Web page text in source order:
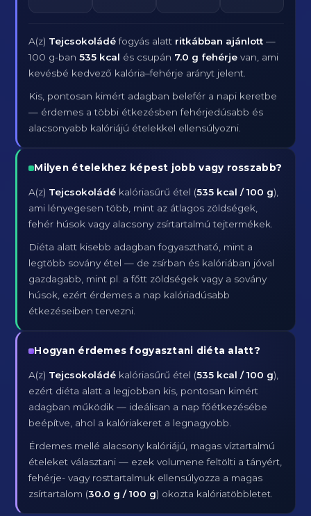
A(z) Tejcsokoládéfogyás alatt ritkábban ajánlott —
100 g-ban535 kcal és csupán 7.0 g fehérje van, ami
kevésbé kedvező kalória–fehérje arányt jelent.
Kis, pontosan kimért adagban belefér a napi keretbe
— érdemes a többi étkezésben fehérjedúsabb és
alacsonyabb kalóriájú ételekkel ellensúlyozni.
Milyen ételekhez képest jobb vagy rosszabb?
A(z) Tejcsokoládé kalóriasűrű étel (535 kcal / 100 g),
ami lényegesen több, mint az átlagos zöldségek,
fehér húsok vagy alacsony zsírtartalmú tejtermékek.
Diéta alatt kisebb adagban fogyasztható, mint a
legtöbb sovány étel — de zsírban és kalóriában jóval
gazdagabb, mint pl. a főtt zöldségek vagy a sovány
húsok, ezért érdemes a nap kalóriadúsabb
étkezéseiben tervezni.
Hogyan érdemes fogyasztani diéta alatt?
A(z) Tejcsokoládé kalóriasűrű étel (535 kcal / 100 g),
ezért diéta alatt a legjobban kis, pontosan kimért
adagban működik — ideálisan a nap főétkezésébe
beépítve, ahol a kalóriakeret a legnagyobb.
Érdemes mellé alacsony kalóriájú, magas víztartalmú
ételeket választani — ezek volumene feltölti a tányért,
fehérje- vagy rosttartalmuk ellensúlyozza a magas
zsírtartalom (30.0 g / 100 g) okozta kalóriatöbbletet.